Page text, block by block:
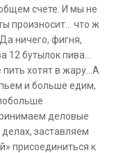
счете. И мы не
произносит… что ж
ничего, фигня,
12 бутылок пива…
хотят в жару…А
и больше едим,
деловые
заставляем
присоединиться к